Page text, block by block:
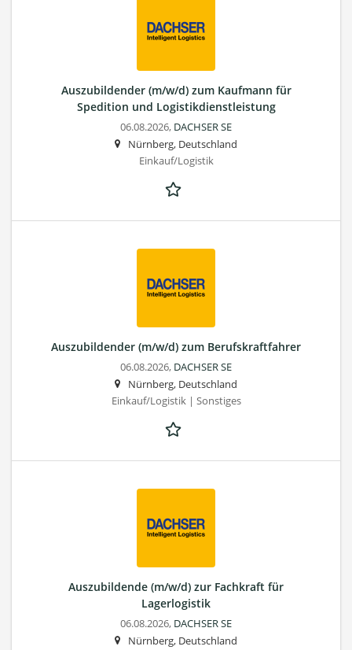
Auszubildender (m/w/d) zum Kaufmann für
Spedition und Logistikdienstleistung
06.08.2026, DACHSER SE
Nürnberg, Deutschland
Einkauf/Logistik
Auszubildender (m/w/d) zum Berufskraftfahrer
06.08.2026, DACHSER SE
Nürnberg, Deutschland
Einkauf/Logistik | Sonstiges
Auszubildende (m/w/d) zur Fachkraft für
Lagerlogistik
06.08.2026, DACHSER SE
Nürnberg, Deutschland